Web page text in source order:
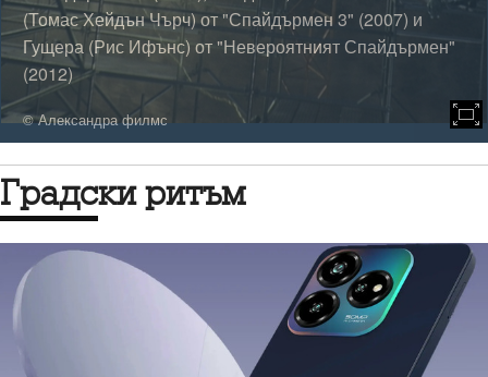
Добрева), "Аврам Зорница", с която се представи и на
кастингите, и емблематичната песен на Янка Рупкина
"Калиманку Денку".
© Би Ти Ви
Градски ритъм